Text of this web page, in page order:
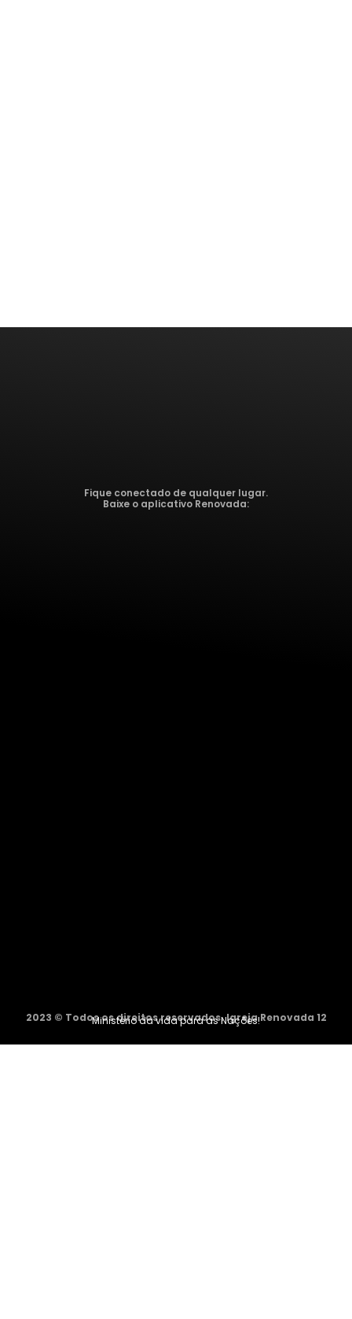
Fique conectado de qualquer lugar.
Baixe o aplicativo Renovada:
2023 © Todos os direitos reservados. Igreja Renovada 12
Ministério da vida para as Nações!